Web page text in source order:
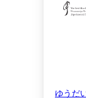
ゆうだ